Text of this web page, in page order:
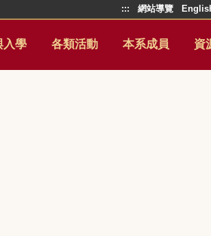
::: 網站導覽
入學 各類活動 本系成員 資